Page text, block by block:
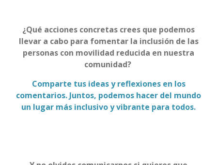
¿Qué acciones concretas crees que podemos
llevar a cabo para fomentar la inclusión de las
personas con movilidad reducida en nuestra
comunidad?
Comparte tus ideas y reflexiones en los
comentarios. Juntos, podemos hacer del mundo
un lugar más inclusivo y vibrante para todos.